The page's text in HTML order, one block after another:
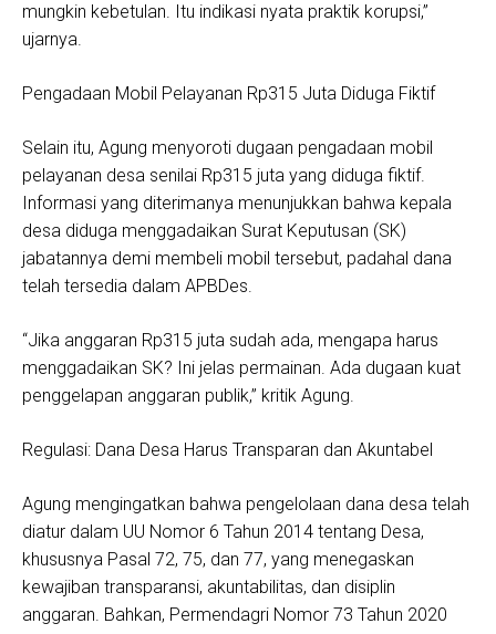
mungkin kebetulan. Itu indikasi nyata praktik korupsi,”
ujarnya.
Pengadaan Mobil Pelayanan Rp315 Juta Diduga Fiktif
Selain itu, Agung menyoroti dugaan pengadaan mobil
pelayanan desa senilai Rp315 juta yang diduga fiktif.
Informasi yang diterimanya menunjukkan bahwa kepala
desa diduga menggadaikan Surat Keputusan (SK)
jabatannya demi membeli mobil tersebut, padahal dana
telah tersedia dalam APBDes.
“Jika anggaran Rp315 juta sudah ada, mengapa harus
menggadaikan SK? Ini jelas permainan. Ada dugaan kuat
penggelapan anggaran publik,” kritik Agung.
Regulasi: Dana Desa Harus Transparan dan Akuntabel
Agung mengingatkan bahwa pengelolaan dana desa telah
diatur dalam UU Nomor 6 Tahun 2014 tentang Desa,
khususnya Pasal 72, 75, dan 77, yang menegaskan
kewajiban transparansi, akuntabilitas, dan disiplin
anggaran. Bahkan, Permendagri Nomor 73 Tahun 2020